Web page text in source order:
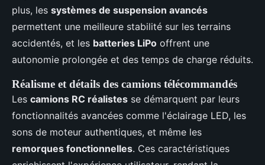
plus, les systèmes de suspension avancés
permettent une meilleure stabilité sur les terrains
accidentés, et les batteries LiPo offrent une
autonomie prolongée et des temps de charge réduits.
Réalisme et détails des camions télécommandés
Les camions RC réalistes se démarquent par leurs
fonctionnalités avancées comme l'éclairage LED, les
sons de moteur authentiques, et même les
remorques fonctionnelles. Ces caractéristiques